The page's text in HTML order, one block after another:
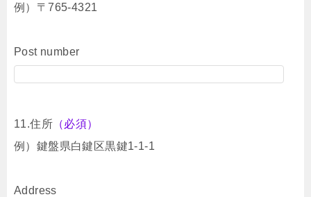
例）〒765-4321
Post number
11.住所 （必須）
例）鍵盤県白鍵区黒鍵1-1-1
Address